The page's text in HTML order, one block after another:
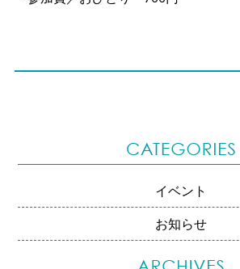
イベント
お知らせ